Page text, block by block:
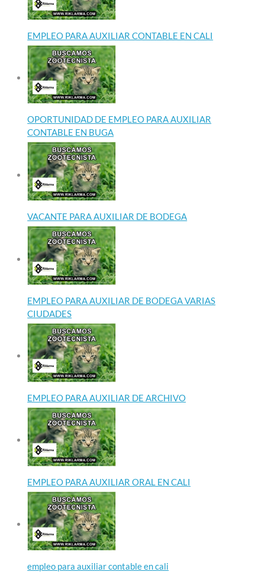
EMPLEO PARA AUXILIAR CONTABLE EN CALI
OPORTUNIDAD DE EMPLEO PARA AUXILIAR
CONTABLE EN BUGA
VACANTE PARA AUXILIAR DE BODEGA
EMPLEO PARA AUXILIAR DE BODEGA VARIAS
CIUDADES
EMPLEO PARA AUXILIAR DE ARCHIVO
EMPLEO PARA AUXILIAR ORAL EN CALI
empleo para auxiliar contable en cali